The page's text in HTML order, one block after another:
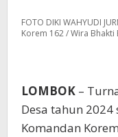
FOTO DIKI WAHYUDI
Korem 162 / Wira Bhakti
LOMBOK –
Desa tahun
Komandan